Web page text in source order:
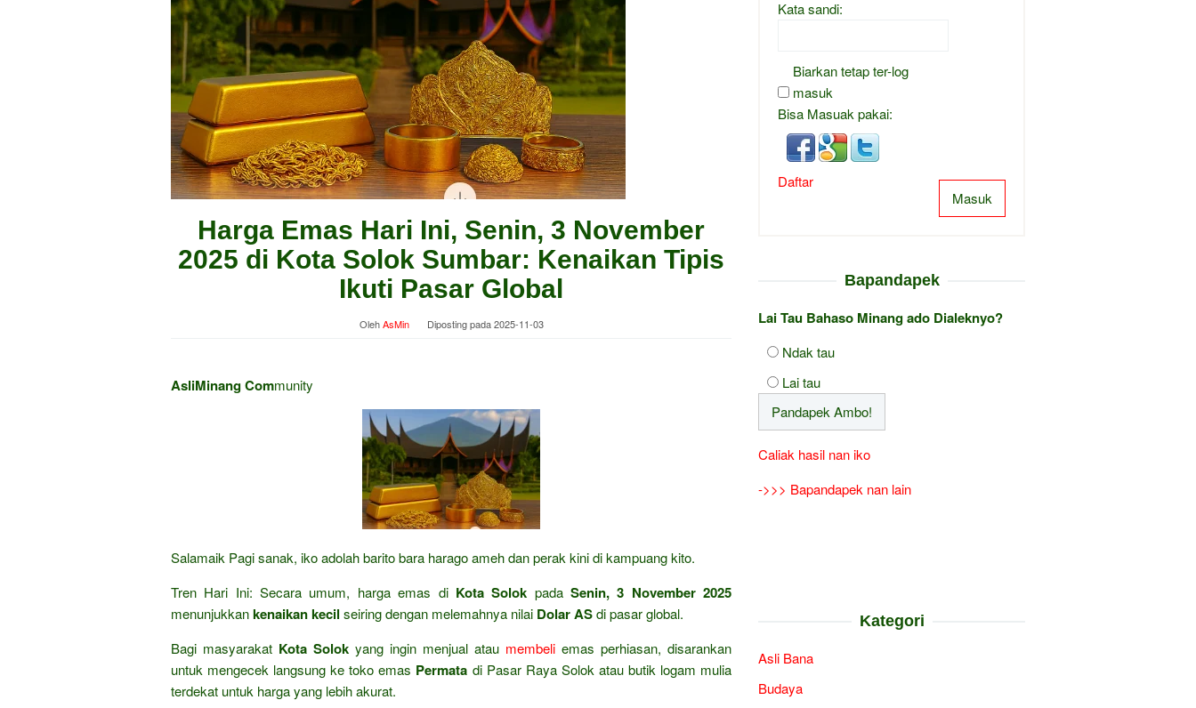
Harga Emas Hari Ini, Senin, 3 November
2025 di Kota Solok Sumbar: Kenaikan Tipis
Ikuti Pasar Global
OlehAsMin Diposting pada2025-11-03
AsliMinang Community
Salamaik Pagi sanak, iko adolah barito bara harago ameh dan perak kini di kampuang kito.
Tren Hari Ini: Secara umum, harga emas di Kota Solok pada Senin, 3 November 2025
menunjukkankenaikan kecil seiring dengan melemahnya nilai Dolar ASdi pasar global.
Bagi masyarakat Kota Solok yang ingin menjual atau membeli emas perhiasan, disarankan
untuk mengecek langsung ke toko emas Permata di Pasar Raya Solok atau butik logam mulia
terdekat untuk harga yang lebih akurat.
Kata sandi:
Biarkan tetap ter-log
masuk
Bisa Masuak pakai:
Masuk
Daftar
Bapandapek
Lai Tau Bahaso Minang ado Dialeknyo?
Ndak tau
Lai tau
Caliak hasil nan iko
->>> Bapandapek nan lain
Kategori
Asli Bana
Budaya